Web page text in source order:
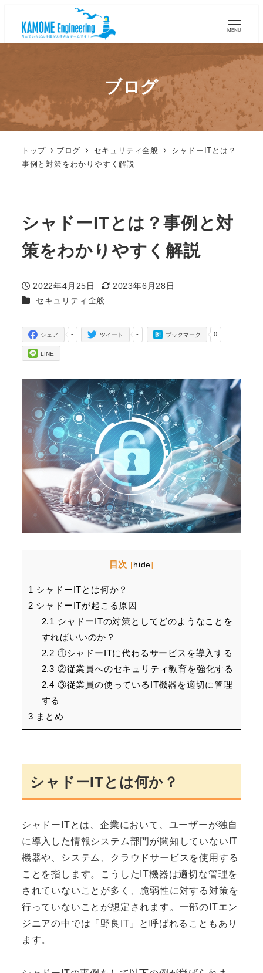
MENU
トップ ブログ セキュリティ全般
シャドーITとは？
事例と対策をわかりやすく解説
ブログ
シャドーITとは？事例と対
策をわかりやすく解説
投稿日
2022年4月25日
更新日
2023年6月28日
カテゴリー
セキュリティ全般
-
シェア -
ツイート 0
ブックマーク
LINE
目次 [ hide]
1 シャドーITとは何か？
2 シャドーITが起こる原因
2.1 シャドーITの対策としてどのようなことを
すればいいのか？
2.2 ①シャドーITに代わるサービスを導入する
2.3 ②従業員へのセキュリティ教育を強化する
2.4 ③従業員の使っているIT機器を適切に管理
する
3 まとめ
シャドーITとは何か？
シャドーITとは、企業において、ユーザーが独自
に導入した情報システム部門が関知していないIT
機器や、システム、クラウドサービスを使用する
ことを指します。こうしたIT機器は適切な管理を
されていないことが多く、脆弱性に対する対策を
行っていないことが想定されます。一部のITエン
ジニアの中では「野良IT」と呼ばれることもあり
ます。